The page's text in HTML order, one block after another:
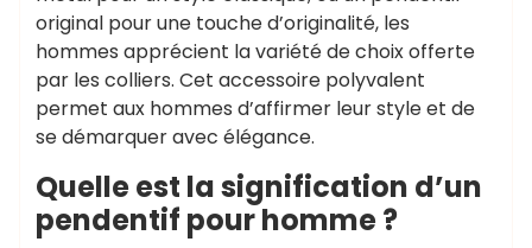
original pour une touche d’originalité, les
hommes apprécient la variété de choix offerte
par les colliers. Cet accessoire polyvalent
permet aux hommes d’affirmer leur style et de
se démarquer avec élégance.
Quelle est la signification d’un
pendentif pour homme ?